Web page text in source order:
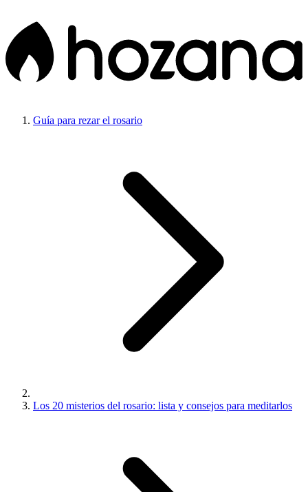
Guía para rezar el rosario
Los 20 misterios del rosario: lista y consejos para meditarlos